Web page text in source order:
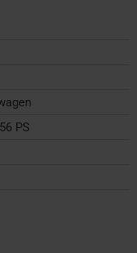
PS